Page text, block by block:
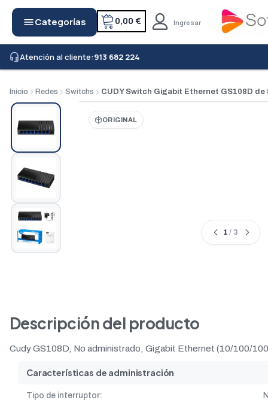
menuCategorías 0,00 € Ingresar
headset_micAtención al cliente:913 682 224
Inicio Redes Switchs CUDY Switch Gigabit Ethernet GS108D de
ORIGINAL
1 / 3
Descripción del producto
Cudy GS108D, No administrado, Gigabit Ethernet (10/100/
Características de administración
Tipo de interruptor: